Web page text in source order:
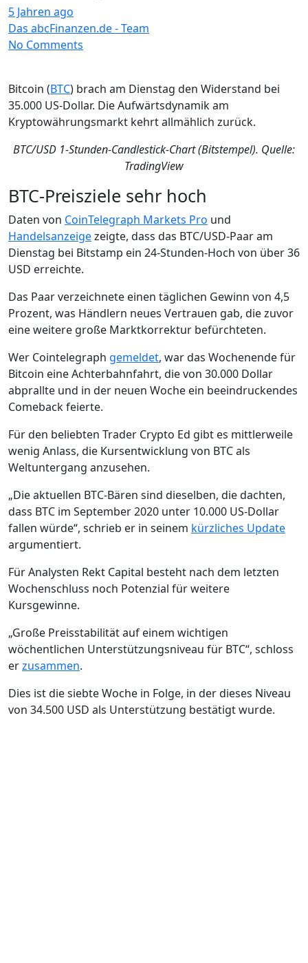
5 Jahren ago
Das abcFinanzen.de - Team
No Comments
Bitcoin (BTC) brach am Dienstag den Widerstand bei
35.000 US-Dollar. Die Aufwärtsdynamik am
Kryptowährungsmarkt kehrt allmählich zurück.
BTC/USD 1-Stunden-Candlestick-Chart (Bitstempel). Quelle:
TradingView
BTC-Preisziele sehr hoch
Daten von CoinTelegraph Markets Pro und
Handelsanzeigezeigte, dass das BTC/USD-Paar am
Dienstag bei Bitstamp ein 24-Stunden-Hoch von über 36
USD erreichte.
Das Paar verzeichnete einen täglichen Gewinn von 4,5
Prozent, was Händlern neues Vertrauen gab, die zuvor
eine weitere große Marktkorrektur befürchteten.
Wer Cointelegraph gemeldet, war das Wochenende für
Bitcoin eine Achterbahnfahrt, die von 30.000 Dollar
abprallte und in der neuen Woche ein beeindruckendes
Comeback feierte.
Für den beliebten Trader Crypto Ed gibt es mittlerweile
wenig Anlass, die Kursentwicklung von BTC als
Weltuntergang anzusehen.
„Die aktuellen BTC-Bären sind dieselben, die dachten,
dass BTC im September 2020 unter 10.000 US-Dollar
fallen würde“, schrieb er in seinem kürzliches Update
argumentiert.
Für Analysten Rekt Capital besteht nach dem letzten
Wochenschluss noch Potenzial für weitere
Kursgewinne.
„Große Preisstabilität auf einem wichtigen
wöchentlichen Unterstützungsniveau für BTC“, schloss
erzusammen.
Dies ist die siebte Woche in Folge, in der dieses Niveau
von 34.500 USD als Unterstützung bestätigt wurde.